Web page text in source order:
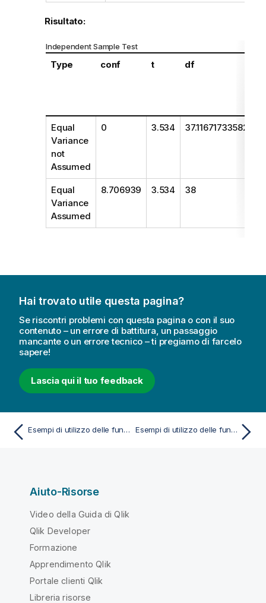
Risultato:
Independent Sample Test
Type conf t df
Equal
Variance
not
Assumed
0 3.534 37.116717335823
Equal
Variance
Assumed
8.706939 3.534 38
Hai trovato utile questa pagina?
Se riscontri problemi con questa pagina o con il suo
contenuto – un errore di battitura, un passaggio
mancante o un errore tecnico – ti pregiamo di farcelo
sapere!
Lascia qui il tuo feedback
Esempi di utilizzo delle funzioni chi2-test negli script di caricamento dei dati Esempi di utilizzo delle funzioni z-test
Aiuto-Risorse
Video della Guida di Qlik
Qlik Developer
Formazione
Apprendimento Qlik
Portale clienti Qlik
Libreria risorse